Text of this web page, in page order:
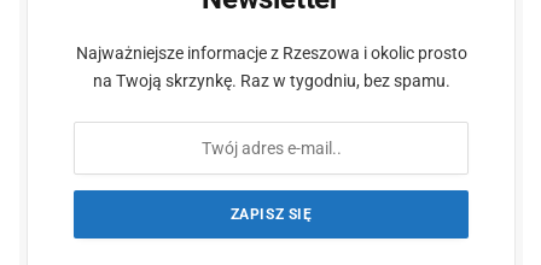
Najważniejsze informacje z Rzeszowa i okolic prosto
na Twoją skrzynkę. Raz w tygodniu, bez spamu.